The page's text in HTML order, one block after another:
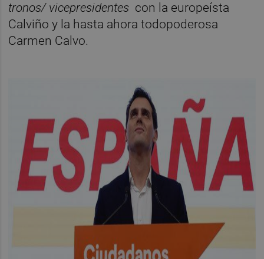
tronos/ vicepresidentes con la europeísta
Calviño y la hasta ahora todopoderosa
Carmen Calvo.